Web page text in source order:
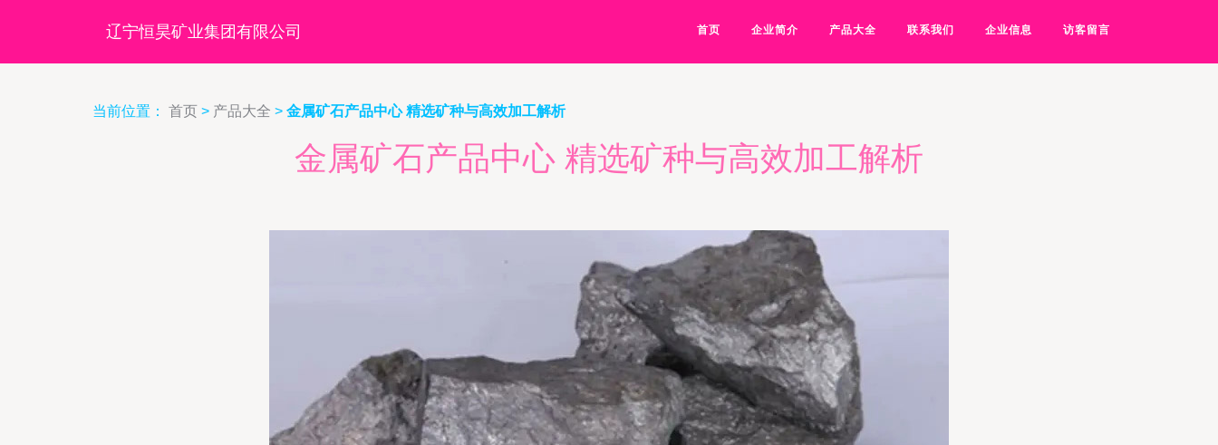
辽宁恒昊矿业集团有限公司 首页 企业简介 产品大全 联系我们 企业信息 访客留言
当前位置： 首页 > 产品大全 > 金属矿石产品中心 精选矿种与高效加工解析
金属矿石产品中心 精选矿种与高效加工解析